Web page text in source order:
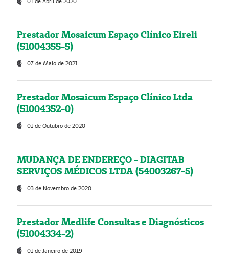
Prestador Mosaicum Espaço Clínico Eireli
(51004355-5)
07 de Maio de 2021
Prestador Mosaicum Espaço Clínico Ltda
(51004352-0)
01 de Outubro de 2020
MUDANÇA DE ENDEREÇO - DIAGITAB
SERVIÇOS MÉDICOS LTDA (54003267-5)
03 de Novembro de 2020
Prestador Medlife Consultas e Diagnósticos
(51004334-2)
01 de Janeiro de 2019